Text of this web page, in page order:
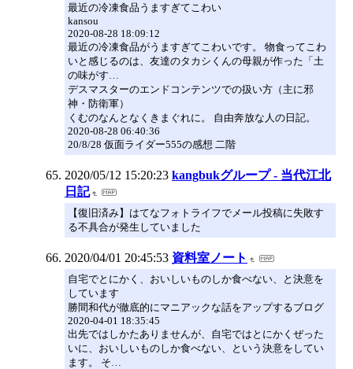
最近の冷凍食品うますぎてこわい
kansou
2020-08-28 18:09:12
最近の冷凍食品がうますぎてこわいです。 物食ってこわ
いと感じるのは、友達のタカシくんの母親が作った「土
の味がす…
デスマスターのエンドコンテンツでの扱い方（主に邪
神・防衛軍）
くむのなんとなくきまぐれに。 自由奔放な人の日記。
2020-08-28 06:40:36
20/8/28 仮面ライダー555の感想 二階
2020/05/12 15:20:23 kangbukグループ - 当代江北
日記
【復旧済み】はてなフォトライフでメール投稿に失敗す
る不具合が発生していました
2020/04/01 20:45:53 資料室ノート
自宅でとにかく、おいしいものしか食べない、と決意を
しています
勝間和代が徹底的にマニアックな話をアップするブログ
2020-04-01 18:35:45
出先ではしかたありませんが、自宅ではとにかくぜった
いに、おいしいものしか食べない、という決意をしてい
ます。 そ…